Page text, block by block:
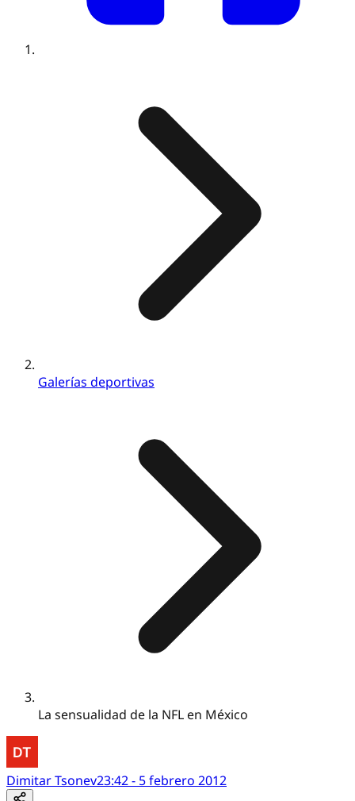
Galerías deportivas
La sensualidad de la NFL en México
Dimitar Tsonev23:42 - 5 febrero 2012